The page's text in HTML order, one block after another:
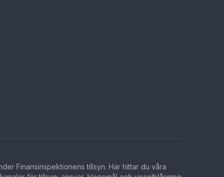
Finansinspektionens tillsyn. Här hittar du våra